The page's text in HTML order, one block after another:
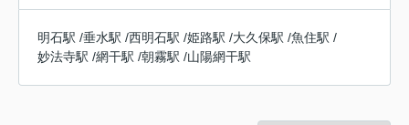
明石駅 /垂水駅 /西明石駅 /姫路駅 /大久保駅 /魚住駅 /
妙法寺駅 /網干駅 /朝霧駅 /山陽網干駅